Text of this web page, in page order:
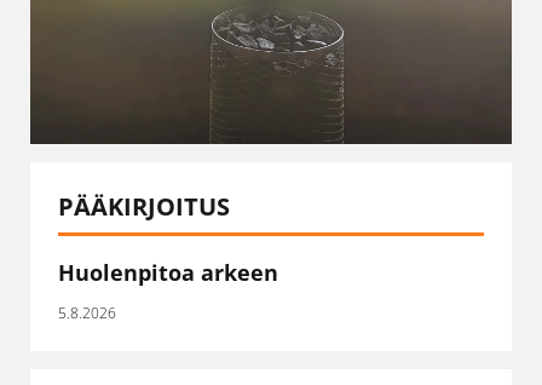
PÄÄKIRJOITUS
Huolenpitoa arkeen
5.8.2026